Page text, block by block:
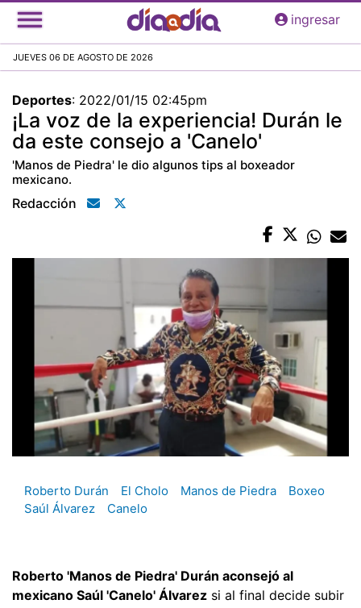
Pasar
al
principal
ingresar
JUEVES 06 DE AGOSTO DE 2026
Deportes: 2022/01/15 02:45pm
¡La voz de la experiencia! Durán le
da este consejo a 'Canelo'
'Manos de Piedra' le dio algunos tips al boxeador
mexicano.
Redacción
Roberto Durán El Cholo Manos de Piedra
Boxeo
Saúl Álvarez
Canelo
Roberto 'Manos de Piedra' Durán aconsejó al
mexicano Saúl 'Canelo' Álvarez si al final decide subir